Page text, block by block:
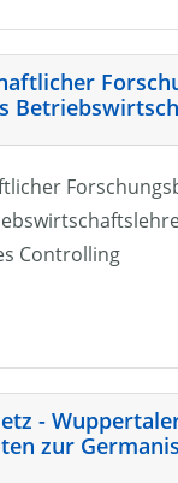
Controlling
-
zur